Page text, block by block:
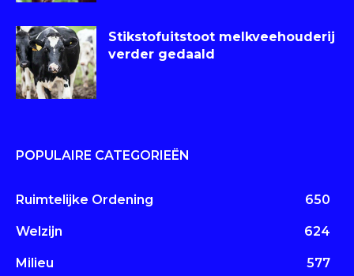
Stikstofuitstoot melkveehouderij
verder gedaald
POPULAIRE CATEGORIEËN
Ruimtelijke Ordening 650
Welzijn 624
Milieu 577